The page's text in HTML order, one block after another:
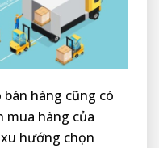
hàng cũng có
mua hàng của
hướng chọn